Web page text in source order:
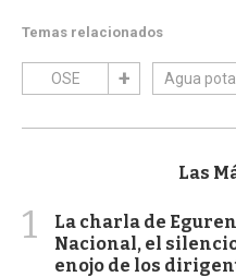
Temas relacionados
OSE Agua
Las
1
La charla de
Nacional, el
enojo de los